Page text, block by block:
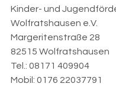
Kinder- und
Wolfratshausen e.V.
Margeritenstraße 28
82515 Wolfratshausen
Tel.: 08171 409904
Mobil: 0176 22037791